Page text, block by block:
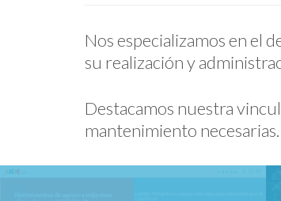
Nos especializamos en el
su realización y
Destacamos nuestra
mantenimiento necesarias.